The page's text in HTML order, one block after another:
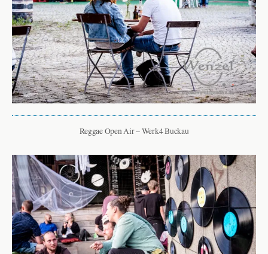
Reggae Open Air – Werk4 Buckau